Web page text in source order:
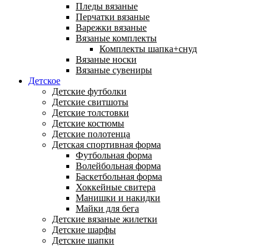
Пледы вязаные
Перчатки вязаные
Варежки вязаные
Вязаные комплекты
Комплекты шапка+снуд
Вязаные носки
Вязаные сувениры
Детское
Детские футболки
Детские свитшоты
Детские толстовки
Детские костюмы
Детские полотенца
Детская спортивная форма
Футбольная форма
Волейбольная форма
Баскетбольная форма
Хоккейные свитера
Манишки и накидки
Майки для бега
Детские вязаные жилетки
Детские шарфы
Детские шапки